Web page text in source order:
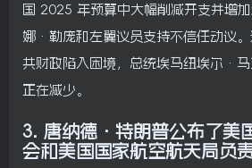
国 2025 年预算中大幅削减开支并增
娜·勒庞和左翼议员支持不信任动议
共财政陷入困境，总统埃马纽埃尔·
正在减少。
3. 唐纳德·特朗普公布了美
会和美国国家航空航天局负